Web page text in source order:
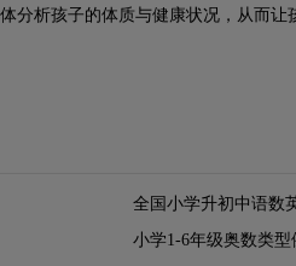
分析孩子的体质与健康状况，从而让
全国小学升初中语数
小学1-6年级奥数类